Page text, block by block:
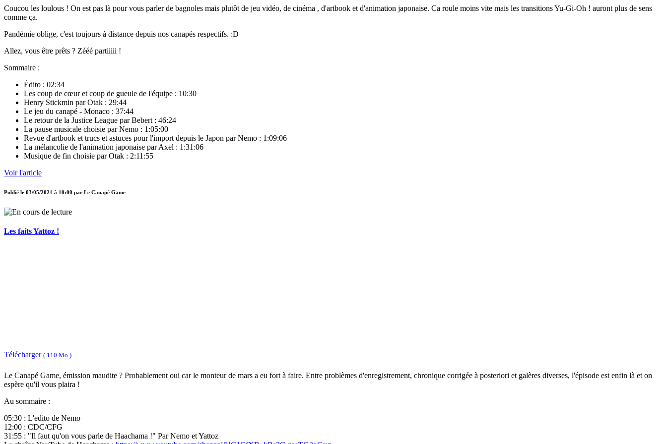
Coucou les loulous ! On est pas là pour vous parler de bagnoles mais plutôt de jeu vidéo, de cinéma , d'artbook et d'animation japonaise. Ca roule moins vite mais les transitions Yu-Gi-Oh ! auront plus de sens
comme ça.
Pandémie oblige, c'est toujours à distance depuis nos canapés respectifs. :D
Allez, vous être prêts ? Zééé partiiiii !
Sommaire :
Édito : 02:34
Les coup de cœur et coup de gueule de l'équipe : 10:30
Henry Stickmin par Otak : 29:44
Le jeu du canapé - Monaco : 37:44
Le retour de la Justice League par Bebert : 46:24
La pause musicale choisie par Nemo : 1:05:00
Revue d'artbook et trucs et astuces pour l'import depuis le Japon par Nemo : 1:09:06
La mélancolie de l'animation japonaise par Axel : 1:31:06
Musique de fin choisie par Otak : 2:11:55
Voir l'article
Publié le 03/05/2021 à 10:00 par Le Canapé Game
Les faits Yattoz !
Télécharger ( 110 Mo )
Le Canapé Game, émission maudite ? Probablement oui car le monteur de mars a eu fort à faire. Entre problèmes d'enregistrement, chronique corrigée à posteriori et galères diverses, l'épisode est enfin là et on
espère qu'il vous plaira !
Au sommaire :
05:30 : L'edito de Nemo
12:00 : CDC/CFG
31:55 : "Il faut qu'on vous parle de Haachama !" Par Nemo et Yattoz